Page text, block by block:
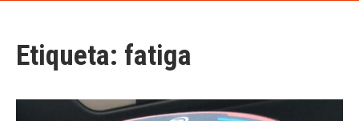
Etiqueta: fatiga